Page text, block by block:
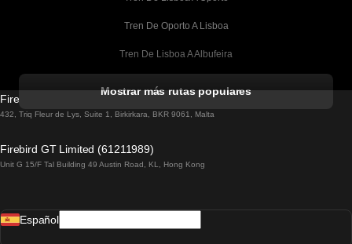
Tren De Oporto A Lisboa
Tren De Lisboa A Albufeira
Tren De Lisboa A Lagos
Tren De Lisboa A Madrid
Mostrar más rutas populares
Firebird GT Limited (OC 1451)
432, Triq Fleur de Lys, Suite 1, Birkirkara, BKR 9061, Malta
Firebird GT Limited (61211989)
Unit G 15/F Tal Building 49 Austin Road, KL, Hong Kong
Español